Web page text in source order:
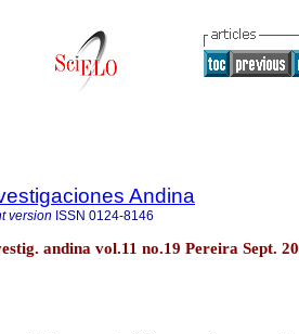
Andina
version ISSN 0124-8146
andina vol.11 no.19 Pereira Sept.